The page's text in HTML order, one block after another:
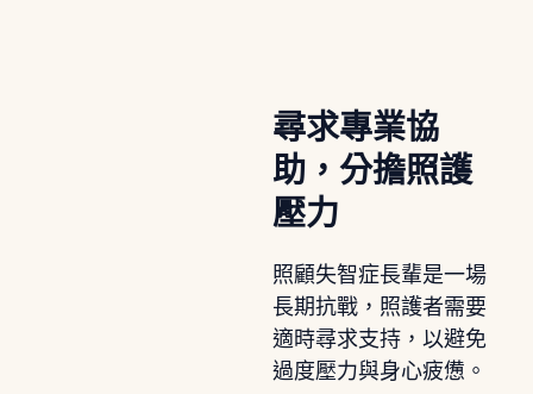
尋求專業協
助，分擔照護
壓力
照顧失智症長輩是一場
長期抗戰，照護者需要
適時尋求支持，以避免
過度壓力與身心疲憊。